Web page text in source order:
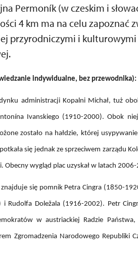
Permoník (w czeskim i
4 km ma na celu zapoznać
przyrodniczymi i
indywidualne, bez przewodnika):
administracji Kopalni Michał, tuż
Ivanskiego (1910-2000). Obok
zostało na hałdzie, której
się jednak ze sprzeciwem zarządu
Obecny wygląd plac uzyskał w latach
się pomnik Petra Cingra (1850-
Rudolfa Doležala (1916-2002). Petr
w austriackiej Radzie
Zgromadzenia Narodowego Republiki